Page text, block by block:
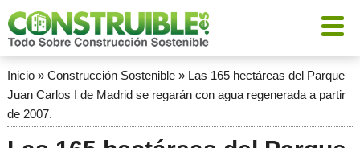
Inicio» Construcción Sostenible» Las 165 hectáreas del Parque
Juan Carlos I de Madrid se regarán con agua regenerada a partir
de 2007.